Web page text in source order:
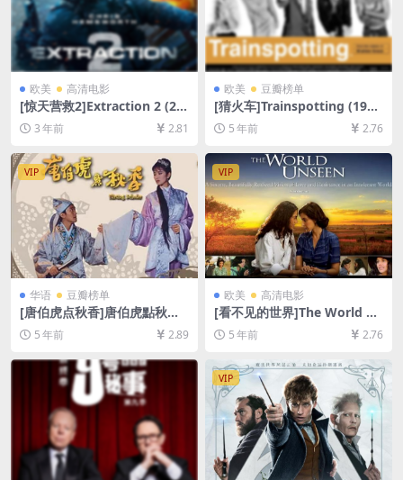
欧美 高清电影
[惊天营救2]Extraction 2 (20
23)[百度网盘+迅雷云盘资源1
080P超清未删减][MP4/7GB]
[中文字幕]
3 年前 2.81
欧美 豆瓣榜单
[猜火车]Trainspotting (199
6)[百度网盘+迅雷云盘资源10
80P超清未删减][MP4/6.1GB]
[中英字幕]
5 年前 2.76
VIP
华语 豆瓣榜单
[唐伯虎点秋香]唐伯虎點秋香
(1993)[百度网盘+迅雷云盘资
源1080P超清未删减][MP4/6.
5 年前 2.89
VIP
欧美 高清电影
[看不见的世界]The World U
nseen (2007)[百度网盘+迅雷
云盘资源1080P超清未删减]
5 年前 2.76
VIP